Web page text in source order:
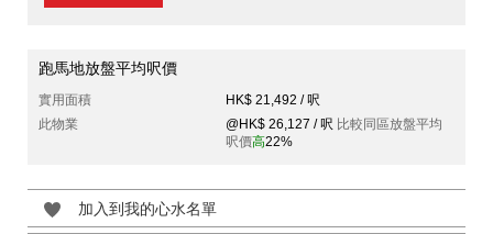
跑馬地放盤平均呎價
實用面積
HK$ 21,492 / 呎
此物業
@HK$ 26,127 / 呎 比較同區放盤平均
呎價高22%
加入到我的心水名單